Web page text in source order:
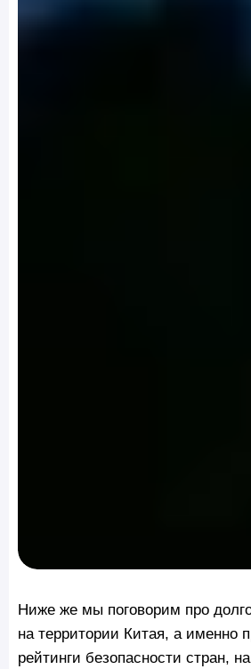
Ниже же мы поговорим про
на территории Китая, а именно
рейтинги безопасности стран,